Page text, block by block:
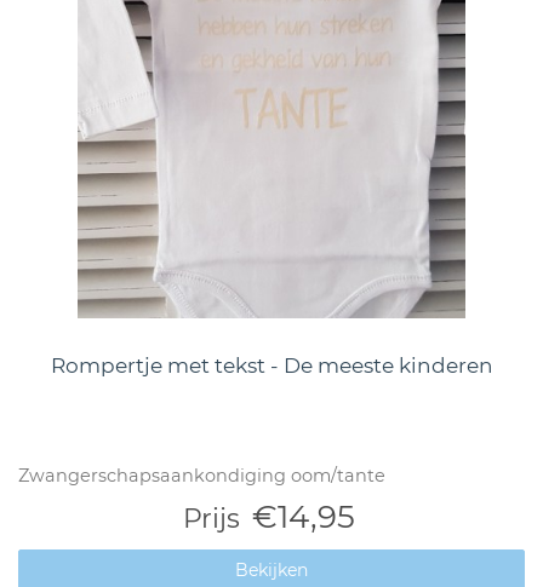
Rompertje met tekst - De meeste kinderen
Zwangerschapsaankondiging oom/tante
Prijs €14,95
Bekijken